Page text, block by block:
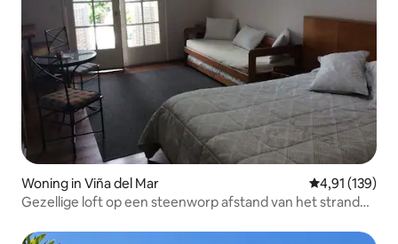
Woning in Viña del Mar Gemiddelde
4,91 (139)
Gezellige loft op een steenworp afstand van het strand